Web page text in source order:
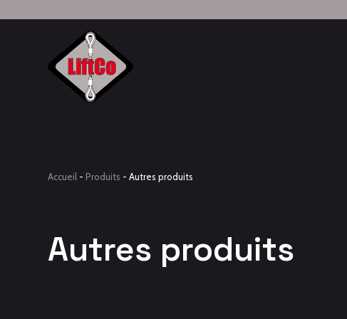
Accueil - Produits -Autres produits
Autres produits